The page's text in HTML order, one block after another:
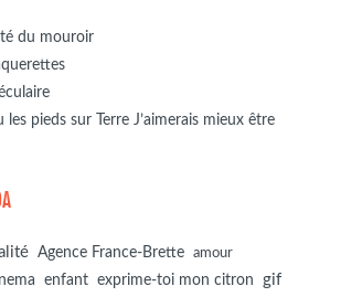
du mouroir
les pieds sur Terre J’aimerais mieux être
Agence France-Brette amour
enfant exprime-toi mon citron
gif